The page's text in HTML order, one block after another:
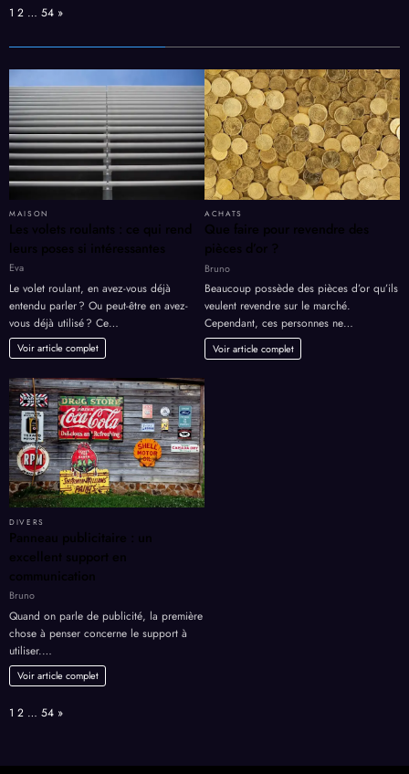
Page:
1 2 … 54 Next
»
MAISON
Les volets roulants : ce qui rend
leurs poses si intéressantes
Eva
Le volet roulant, en avez-vous déjà
entendu parler ? Ou peut-être en avez-
vous déjà utilisé ? Ce…
Voir article complet
ACHATS
Que faire pour revendre des
pièces d’or ?
Bruno
Beaucoup possède des pièces d’or qu’ils
veulent revendre sur le marché.
Cependant, ces personnes ne…
Voir article complet
DIVERS
Panneau publicitaire : un
excellent support en
communication
Bruno
Quand on parle de publicité, la première
chose à penser concerne le support à
utiliser.…
Voir article complet
Page:
1 2 … 54 Next
»